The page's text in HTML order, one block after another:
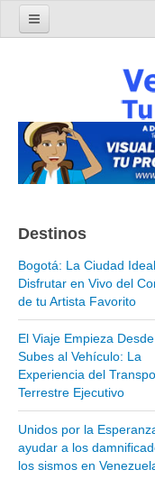
Turismo en Venezuela
Parques Nacionales de
Parque Nacional
Parque Nacional
Parque Nacional Henri
Parque Nacional La
Parque Nacional
Parque Nacional Los
Parque Nacional
Parque Nacional
Parque Nacional
Parque Nacional Sierra
Parque Nacional
Destinos
Bogotá: La Ciudad
Disfrutar en Vivo del
de tu Artista Favorito
El Viaje Empieza
Subes al Vehículo: La
Experiencia del
Terrestre Ejecutivo
Unidos por la
ayudar a los
los sismos en